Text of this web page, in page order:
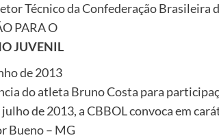
Técnico da Confederação Brasileira
PARA O
JUVENIL
de 2013
do atleta Bruno Costa para
julho de 2013, a CBBOL convoca em
Bueno – MG